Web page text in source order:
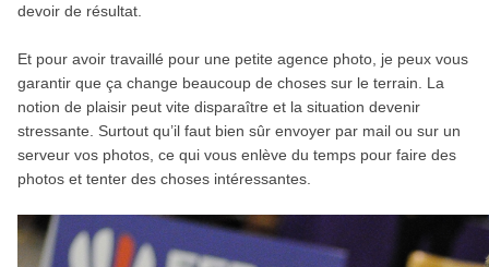
devoir de résultat.
Et pour avoir travaillé pour une petite agence photo, je peux vous
garantir que ça change beaucoup de choses sur le terrain. La
notion de plaisir peut vite disparaître et la situation devenir
stressante. Surtout qu’il faut bien sûr envoyer par mail ou sur un
serveur vos photos, ce qui vous enlève du temps pour faire des
photos et tenter des choses intéressantes.